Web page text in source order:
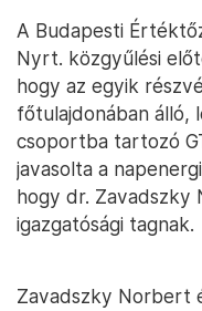
A Budapesti
Nyrt. közgyűlési
hogy az egyik
főtulajdonában álló,
csoportba tartozó
javasolta a
hogy dr. Zavadszky
igazgatósági tagnak.
Zavadszky Norbert